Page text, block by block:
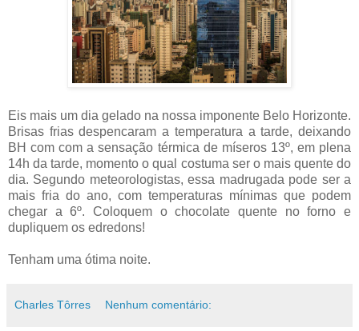
Eis mais um dia gelado na nossa imponente Belo Horizonte.
Brisas frias despencaram a temperatura a tarde, deixando
BH com com a sensação térmica de míseros 13º, em plena
14h da tarde, momento o qual costuma ser o mais quente do
dia. Segundo meteorologistas, essa madrugada pode ser a
mais fria do ano, com temperaturas mínimas que podem
chegar a 6º. Coloquem o chocolate quente no forno e
dupliquem os edredons!
Tenham uma ótima noite.
Charles Tôrres Nenhum comentário: